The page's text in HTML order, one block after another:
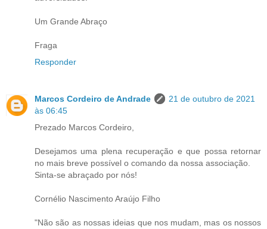
Um Grande Abraço
Fraga
Responder
Marcos Cordeiro de Andrade
21 de outubro de 2021
às 06:45
Prezado Marcos Cordeiro,
Desejamos uma plena recuperação e que possa retornar
no mais breve possível o comando da nossa associação.
Sinta-se abraçado por nós!
Cornélio Nascimento Araújo Filho
"Não são as nossas ideias que nos mudam, mas os nossos